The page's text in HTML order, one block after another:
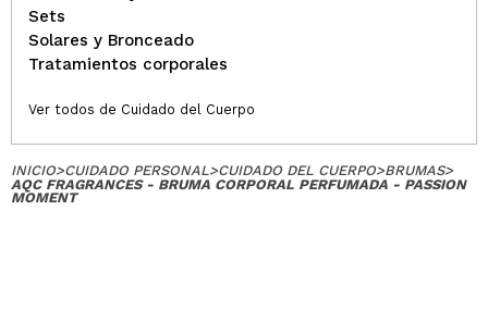
Sets
Solares y Bronceado
Tratamientos corporales
Ver todos de Cuidado del Cuerpo
INICIO>CUIDADO PERSONAL>CUIDADO DEL CUERPO>BRUMAS>
AQC FRAGRANCES - BRUMA CORPORAL PERFUMADA - PASSION
MOMENT